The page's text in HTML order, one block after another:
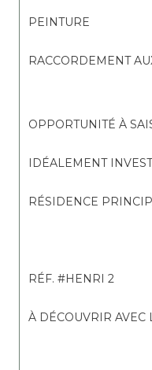
PEINTURE
RACCORDEMENT
OPPORTUNITÉ À
IDÉALEMENT
RÉSIDENCE
RÉF. #HENRI 2
À DÉCOUVRIR